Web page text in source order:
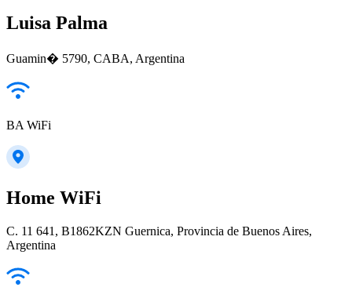
Luisa Palma
Guamin� 5790, CABA, Argentina
BA WiFi
Home WiFi
C. 11 641, B1862KZN Guernica, Provincia de Buenos Aires,
Argentina